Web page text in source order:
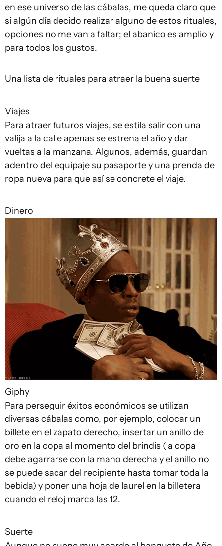
en ese universo de las cábalas, me queda claro que
si algún día decido realizar alguno de estos rituales,
opciones no me van a faltar; el abanico es amplio y
para todos los gustos.
Una lista de rituales para atraer la buena suerte
Viajes
Para atraer futuros viajes, se estila salir con una
valija a la calle apenas se estrena el año y dar
vueltas a la manzana. Algunos, además, guardan
adentro del equipaje su pasaporte y una prenda de
ropa nueva para que así se concrete el viaje.
Dinero
Giphy
Para perseguir éxitos económicos se utilizan
diversas cábalas como, por ejemplo, colocar un
billete en el zapato derecho, insertar un anillo de
oro en la copa al momento del brindis (la copa
debe agarrarse con la mano derecha y el anillo no
se puede sacar del recipiente hasta tomar toda la
bebida) y poner una hoja de laurel en la billetera
cuando el reloj marca las 12.
Suerte